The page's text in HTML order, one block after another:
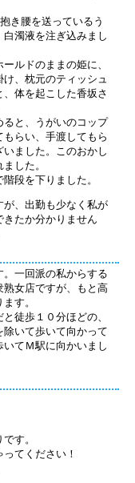
き腰を送っているう
濁液を注ぎ込みまし
ルドのままの姫に、
け、枕元のティッシュ
体を起こした香坂さ
と、うがいのコップ
らい、手渡してもら
ました。このおかし
した。
段を下りました。
、出勤も少なく私が
たか分かりません
一回派の私からする
熟女店ですが、もと高
す。
徒歩１０分ほどの、
いて歩いて向かって
てＭ駅に向かいまし
す。
てください！